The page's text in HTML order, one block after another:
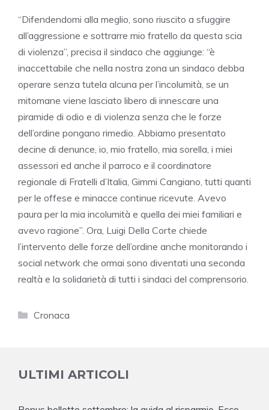
“Difendendomi alla meglio, sono riuscito a sfuggire
all’aggressione e sottrarre mio fratello da questa scia
di violenza”, precisa il sindaco che aggiunge: “è
inaccettabile che nella nostra zona un sindaco debba
operare senza tutela alcuna per l’incolumità, se un
mitomane viene lasciato libero di innescare una
piramide di odio e di violenza senza che le forze
dell’ordine pongano rimedio. Abbiamo presentato
decine di denunce, io, mio fratello, mia sorella, i miei
assessori ed anche il parroco e il coordinatore
regionale di Fratelli d’Italia, Gimmi Cangiano, tutti quanti
per le offese e minacce continue ricevute. Avevo
paura per la mia incolumità e quella dei miei familiari e
avevo ragione”. Ora, Luigi Della Corte chiede
l’intervento delle forze dell’ordine anche monitorando i
social network che ormai sono diventati una seconda
realtà e la solidarietà di tutti i sindaci del comprensorio.
Categorie
Cronaca
ULTIMI ARTICOLI